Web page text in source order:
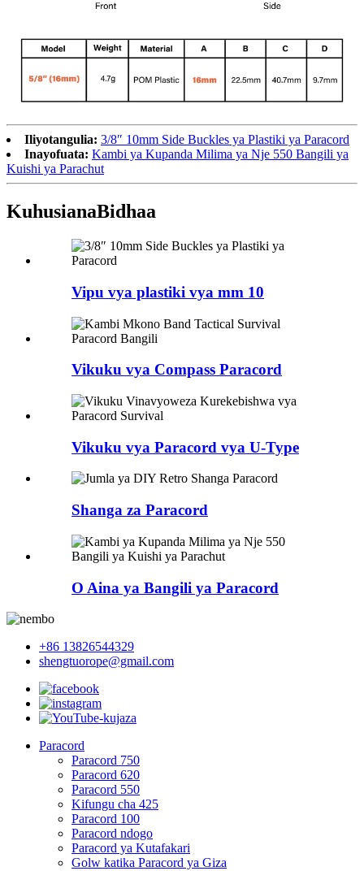
Iliyotangulia: 3/8″ 10mm Side Buckles ya Plastiki ya Paracord
Inayofuata: Kambi ya Kupanda Milima ya Nje 550 Bangili ya
Kuishi ya Parachut
KuhusianaBidhaa
Vipu vya plastiki vya mm 10
Vikuku vya Compass Paracord
Vikuku vya Paracord vya U-Type
Shanga za Paracord
O Aina ya Bangili ya Paracord
+86 13826544329
shengtuorope@gmail.com
Paracord
Paracord 750
Paracord 620
Paracord 550
Kifungu cha 425
Paracord 100
Paracord ndogo
Paracord ya Kutafakari
Golw katika Paracord ya Giza